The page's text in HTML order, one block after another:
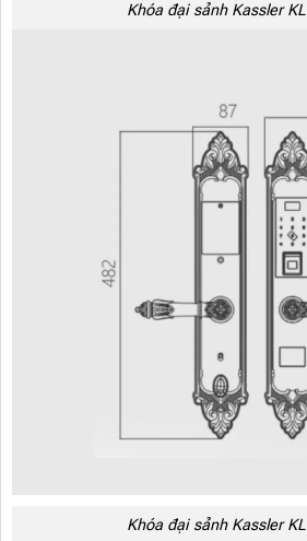
Khóa đại sảnh Kassler
Khóa đại sảnh Kassler